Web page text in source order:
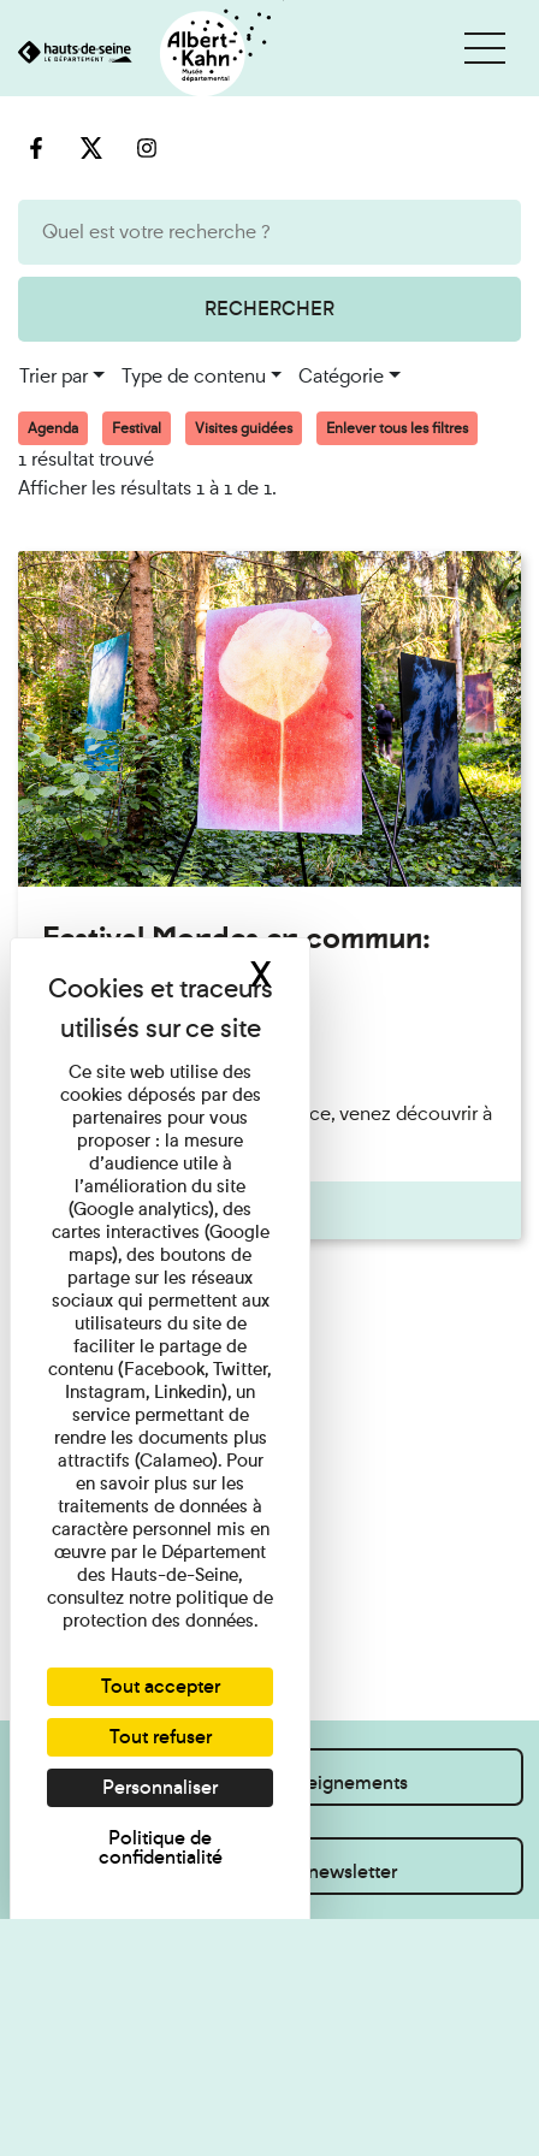
au
RECHERCHER
Trier par Type de contenu Catégorie
Agenda Festival Visites guidées Enlever tous les filtres
1 résultat trouvé
Afficher les résultats 1 à 1 de 1.
Festival Mondes en commun:
visite guidée
Festival
Du 23/08/2026 au 23/08/2026
Accompagnés par une médiatrice, venez découvrir à
travers une visite du ...
Agenda
Je souhaite des renseignements
Inscrivez-vous à la newsletter
Cookies et traceurs utilisés sur ce site
Ce site web utilise des
cookies déposés par des
partenaires pour vous
proposer : la mesure
d’audience utile à
l’amélioration du site
(Google analytics), des
cartes interactives (Google
maps), des boutons de
partage sur les réseaux
sociaux qui permettent aux
utilisateurs du site de
faciliter le partage de
contenu (Facebook, Twitter,
Instagram, Linkedin), un
service permettant de
rendre les documents plus
attractifs (Calameo). Pour
en savoir plus sur les
traitements de données à
caractère personnel mis en
œuvre par le Département
des Hauts-de-Seine,
consultez notre politique de
protection des données.
Tout accepter
Tout refuser
Personnaliser
Politique de
confidentialité
XMasquer le